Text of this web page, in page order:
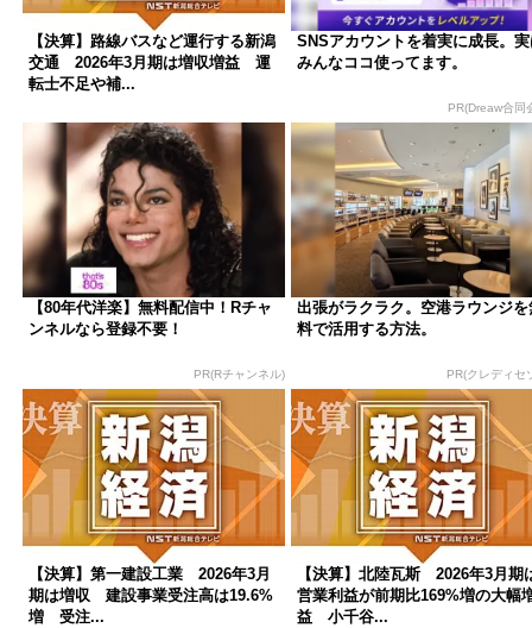
【決算】路線バスなど運行する新潟
交通 2026年3月期は増収増益 運
転士不足や補...
SNSアカウントを着実に成長。
みんなココ使ってます。
PR(Dreaw合同
【80年代洋楽】無料配信中！Rチャ
ンネルなら登録不要！
PR(Rチャンネル)
出張がラクラク。空港ラウンジを
料で活用する方法。
PR(クレディセ
【決算】第一建設工業 2026年3月
期は増収 建設事業受注高は19.6%
増 受注...
【決算】北陸瓦斯 2026年3月期
営業利益が前期比169%増の大幅
益 小千谷...